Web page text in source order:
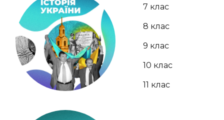
7 клас
8 клас
9 клас
10 клас
11 клас